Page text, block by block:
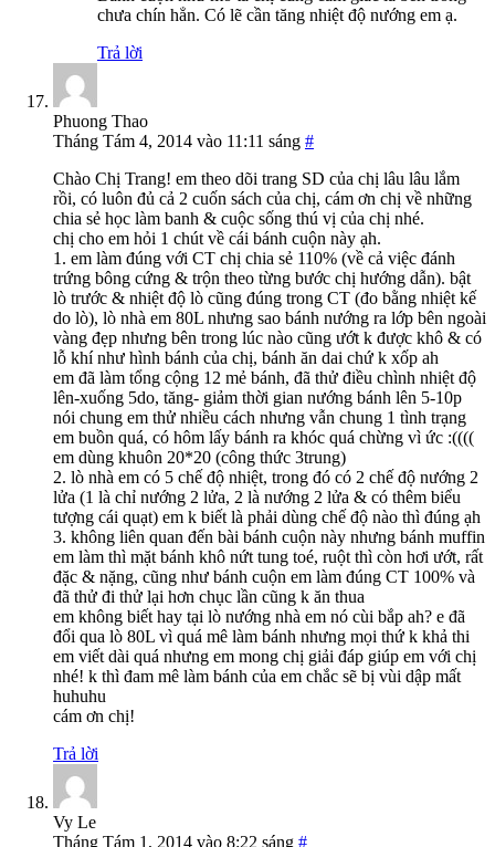
chưa chín hẳn. Có lẽ cần tăng nhiệt độ nướng em ạ.
Trả lời
Phuong Thao
Tháng Tám 4, 2014 vào 11:11 sáng #
Chào Chị Trang! em theo dõi trang SD của chị lâu lâu lắm
rồi, có luôn đủ cả 2 cuốn sách của chị, cám ơn chị về những
chia sẻ học làm banh & cuộc sống thú vị của chị nhé.
chị cho em hỏi 1 chút về cái bánh cuộn này ạh.
1. em làm đúng với CT chị chia sẻ 110% (về cả việc đánh
trứng bông cứng & trộn theo từng bước chị hướng dẫn). bật
lò trước & nhiệt độ lò cũng đúng trong CT (đo bằng nhiệt kế
do lò), lò nhà em 80L nhưng sao bánh nướng ra lớp bên ngoài
vàng đẹp nhưng bên trong lúc nào cũng ướt k được khô & có
lỗ khí như hình bánh của chị, bánh ăn dai chứ k xốp ah
em đã làm tổng cộng 12 mẻ bánh, đã thử điều chình nhiệt độ
lên-xuống 5do, tăng- giảm thời gian nướng bánh lên 5-10p
nói chung em thử nhiều cách nhưng vẫn chung 1 tình trạng
em buồn quá, có hôm lấy bánh ra khóc quá chừng vì ức :((((
em dùng khuôn 20*20 (công thức 3trung)
2. lò nhà em có 5 chế độ nhiệt, trong đó có 2 chế độ nướng 2
lửa (1 là chỉ nướng 2 lửa, 2 là nướng 2 lửa & có thêm biểu
tượng cái quạt) em k biết là phải dùng chế độ nào thì đúng ạh
3. không liên quan đến bài bánh cuộn này nhưng bánh muffin
em làm thì mặt bánh khô nứt tung toé, ruột thì còn hơi ướt, rất
đặc & nặng, cũng như bánh cuộn em làm đúng CT 100% và
đã thử đi thử lại hơn chục lần cũng k ăn thua
em không biết hay tại lò nướng nhà em nó cùi bắp ah? e đã
đổi qua lò 80L vì quá mê làm bánh nhưng mọi thứ k khả thi
em viết dài quá nhưng em mong chị giải đáp giúp em với chị
nhé! k thì đam mê làm bánh của em chắc sẽ bị vùi dập mất
huhuhu
cám ơn chị!
Trả lời
Vy Le
Tháng Tám 1, 2014 vào 8:22 sáng #